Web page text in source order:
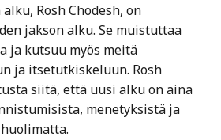
Rosh Chodesh, on
jakson alku. Se muistuttaa
ja kutsuu myös meitä
ja itsetutkiskeluun. Rosh
siitä, että uusi alku on aina
menetyksistä ja